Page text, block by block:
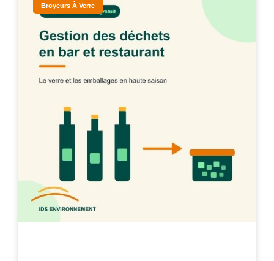
Broyeurs À Verre